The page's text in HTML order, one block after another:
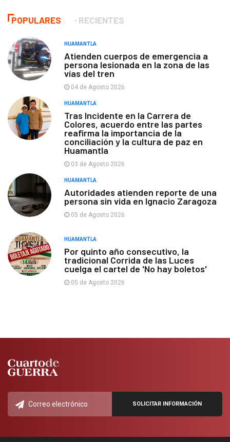
POPULARES RECIENTES
HUAMANTLA
Atienden cuerpos de emergencia a
persona lesionada en la zona de las
vías del tren
04 de Agosto 2026
HUAMANTLA
Tras Incidente en la Carrera de
Colores, acuerdo entre las partes
reafirma la importancia de la
conciliación y la cultura de paz en
Huamantla
03 de Agosto 2026
HUAMANTLA
Autoridades atienden reporte de una
persona sin vida en Ignacio Zaragoza
05 de Agosto 2026
HUAMANTLA
Por quinto año consecutivo, la
tradicional Corrida de las Luces
cuelga el cartel de 'No hay boletos'
05 de Agosto 2026